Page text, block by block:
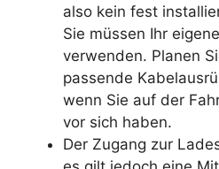
also kein fest
Sie müssen Ihr
verwenden. Planen
passende
wenn Sie auf der
vor sich haben.
Der Zugang zur